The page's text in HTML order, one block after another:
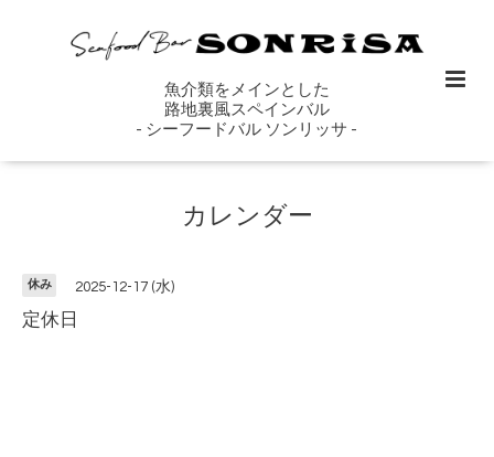
魚介類をメインとした
路地裏風スペインバル
- シーフードバル ソンリッサ -
カレンダー
休み 2025-12-17 (水)
定休日